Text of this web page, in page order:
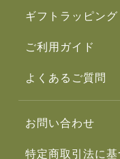
ギフトラッピング
ご利用ガイド
よくあるご質問
お問い合わせ
特定商取引法に基